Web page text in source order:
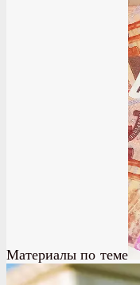
Материалы по теме